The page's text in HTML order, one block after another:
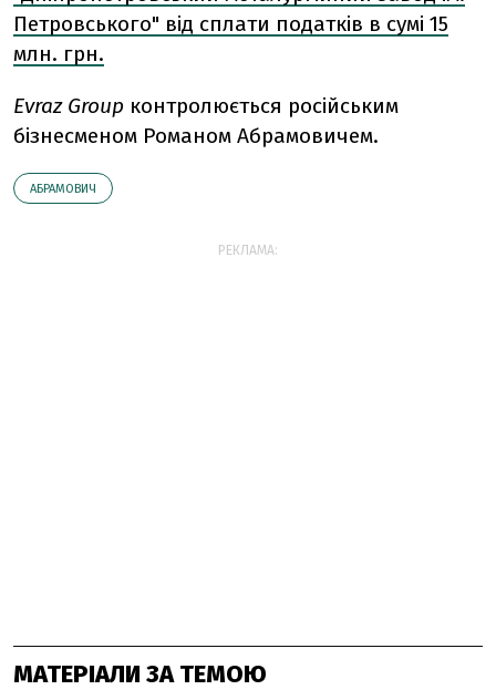
Петровського" від сплати податків в сумі 15
млн. грн.
Evraz Group контролюється російським
бізнесменом Романом Абрамовичем.
АБРАМОВИЧ
РЕКЛАМА:
МАТЕРІАЛИ ЗА ТЕМОЮ